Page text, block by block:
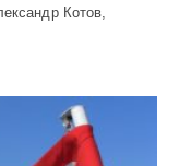
Котов,